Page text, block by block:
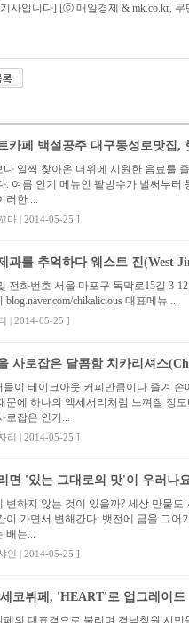
사입니다] [ⓒ 매일경제 & mk.co.kr,
카페 백설공주 대구동성로맛집,
다 일찍 찾아온 더위에 시원한 음료를
. 여름 인기 메뉴인 팥빙수가 벌써부터
러한 ...
마 | 2014-05-25 ]
과를 추억하다 웨스트 진(West
전화번호 서울 마포구 독막로15길 3-
blog.naver.com/chikalicious 대표메뉴 ...
| 2014-05-25 ]
사로잡은 달콤함 치카리셔스
들이 테이크아웃 커피만큼이나 즐겨
문에 하나의 액세서리처럼 느껴질 정
로잡은 인기...
리 | 2014-05-25 ]
면 '있는 그대로의 맛'이 우러나
변하지 않는 것이 있을까? 세상 만물
이 가면서 변해간다. 뱃전에 금을 그어
배는...
인 | 2014-05-25 ]
코뷔페, 'HEART'로 업그레이드
페의 대표격으로 불리며 경남창원 시민